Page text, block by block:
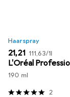
Haarspray
EUR
21,21 EUR
111,63/1l
L'Oréal
190 ml
2